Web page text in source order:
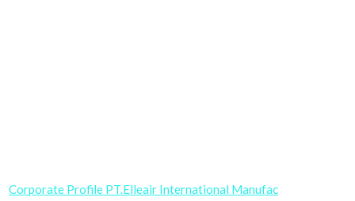
Corporate Profile PT.Elleair International Manufac